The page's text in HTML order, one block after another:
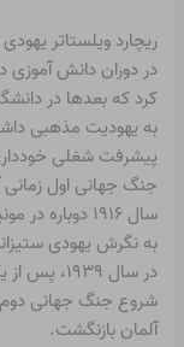
ریچارد ویلستاتر
در دوران دانش آموزی
کرد که بعدها در
به یهودیت مذهبی
پیشرفت شغلی
جنگ جهانی اول زمانی
به نگرش یهودی
در سال
شروع جنگ جهانی
آلمان بازنگشت.